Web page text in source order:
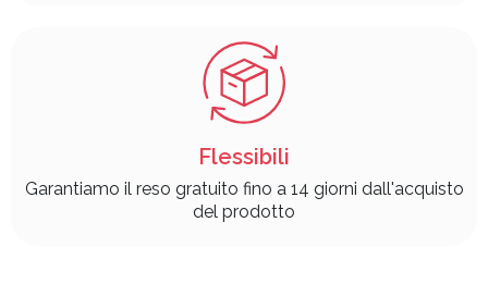
Flessibili
Garantiamo il reso gratuito fino a 14 giorni dall'acquisto
del prodotto